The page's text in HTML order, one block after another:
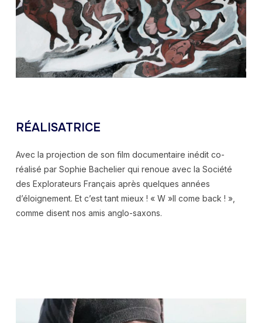
RÉALISATRICE
Avec la projection de son film documentaire inédit co-
réalisé par Sophie Bachelier qui renoue avec la Société
des Explorateurs Français après quelques années
d’éloignement. Et c’est tant mieux ! « W »ll come back ! »,
comme disent nos amis anglo-saxons.